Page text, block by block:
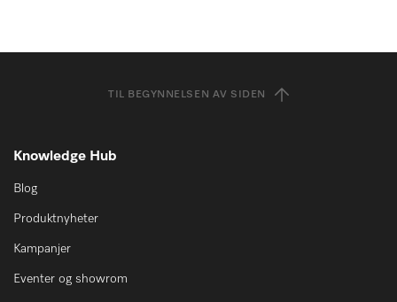
TIL BEGYNNELSEN AV SIDEN
Knowledge Hub
Blog
Produktnyheter
Kampanjer
Eventer og showrom